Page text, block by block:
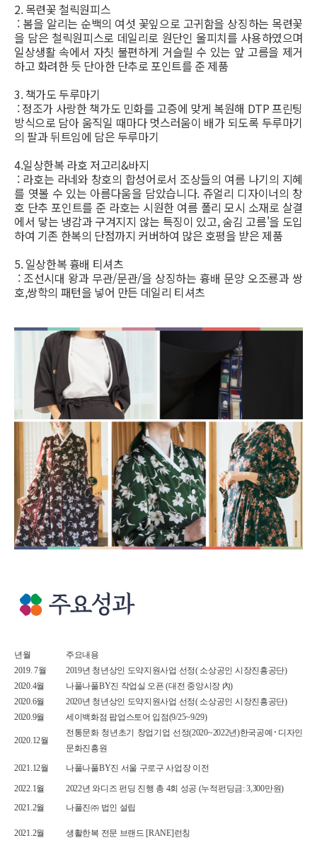
2. 목련꽃 철릭원피스
: 봄을 알리는 순백의 여섯 꽃잎으로 고귀함을 상징하는 목련꽃
을 담은 철릭원피스로 데일리로 원단인 울피치를 사용하였으며
일상생활 속에서 자칫 불편하게 거슬릴 수 있는 앞 고름을 제거
하고 화려한 듯 단아한 단추로 포인트를 준 제품
3. 책가도 두루마기
: 정조가 사랑한 책가도 민화를 고증에 맞게 복원해 DTP 프린팅
방식으로 담아 움직일 때마다 멋스러움이 배가 되도록 두루마기
의 팔과 뒤트임에 담은 두루마기
4.일상한복 라호 저고리&바지
: 라호는 라네와 창호의 합성어로서 조상들의 여름 나기의 지혜
를 엿볼 수 있는 아름다움을 담았습니다. 쥬얼리 디자이너의 창
호 단추 포인트를 준 라호는 시원한 여름 폴리 모시 소재로 살결
에서 닿는 냉감과 구겨지지 않는 특징이 있고, 숨김 고름'을 도입
하여 기존 한복의 단점까지 커버하여 많은 호평을 받은 제품
5. 일상한복 흉배 티셔츠
: 조선시대 왕과 무관/문관/을 상징하는 흉배 문양 오조룡과 쌍
호,쌍학의 패턴을 넣어 만든 데일리 티셔츠
년월
주요내용
2019. 7월
2019년 청년상인 도약지원사업 선정( 소상공인 시장진흥공단)
2020.4월
나풀나풀BY진 작업실 오픈 (대전 중앙시장 內)
2020.6월
2020년 청년상인 도약지원사업 선정( 소상공인 시장진흥공단)
2020.9월
세이백화점 팝업스토어 입점(9/25~9/29)
2020.12월
전통문화 청년초기 창업기업 선정(2020~2022년)한국공예･디자인
문화진흥원
2021.12월 나풀나풀BY진 서울 구로구 사업장 이전
2022.1월
2022년 와디즈 펀딩 진행 총 4회 성공 (누적펀딩금: 3,300만원)
2021.2월
나풀진㈜ 법인 설립
2021.2월 생활한복 전문 브랜드 [RANE]런칭